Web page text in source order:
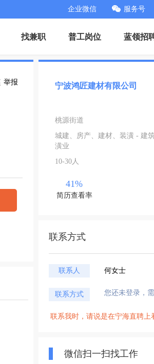
企业微信 服务号
找兼职 普工岗位 蓝领招
举报 宁波鸿匠建材有限公司
桃源街道
城建、房产、建材、装潢 - 建
潢业
10-30人
41%
简历查看率
联系方式
联系人 何女士
联系方式 您还未登录，
联系我时，请说是在宁海直聘上
微信扫一扫找工作